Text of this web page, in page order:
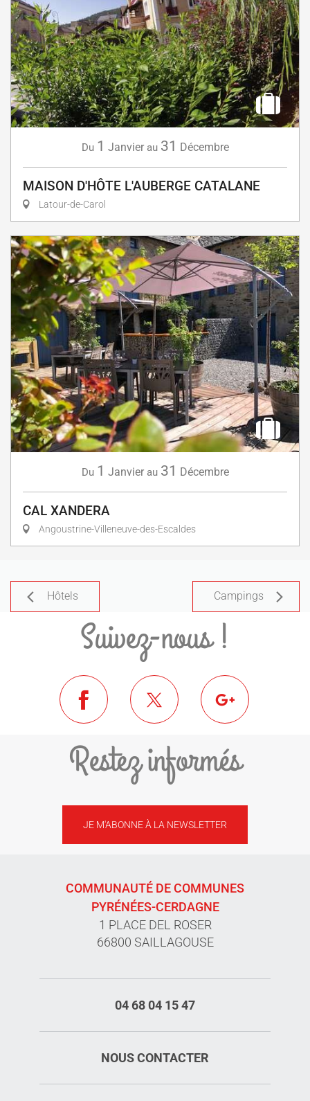
Du 1 Janvier au 31 Décembre
MAISON D'HÔTE L'AUBERGE CATALANE
Latour-de-Carol
Du 1 Janvier au 31 Décembre
CAL XANDERA
Angoustrine-Villeneuve-des-Escaldes
Hôtels Campings
Suivez-nous !
Restez informés
JE M'ABONNE À LA NEWSLETTER
COMMUNAUTÉ DE COMMUNES
PYRÉNÉES-CERDAGNE
1 PLACE DEL ROSER
66800 SAILLAGOUSE
04 68 04 15 47
NOUS CONTACTER